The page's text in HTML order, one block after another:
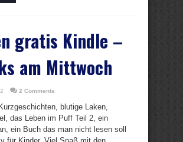
gratis Kindle –
am Mittwoch
2 Comments
blutige Laken,
das Leben im Puff Teil 2, ein
ein Buch das man nicht lesen soll